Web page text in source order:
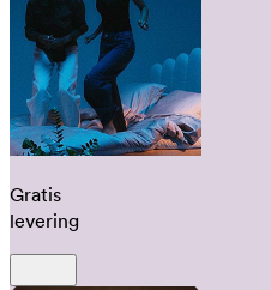
Gratis
levering